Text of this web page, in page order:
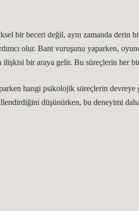
bir beceri değil, aynı zamanda derin
olur. Bant vuruşunu yaparken,
bir araya gelir. Bu süreçlerin her
hangi psikolojik süreçlerin
düşünürken, bu deneyimi